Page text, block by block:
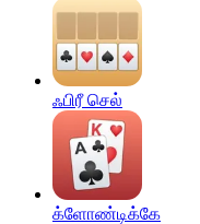
ஃபிரீ செல்
க்ளோண்டிக்கே